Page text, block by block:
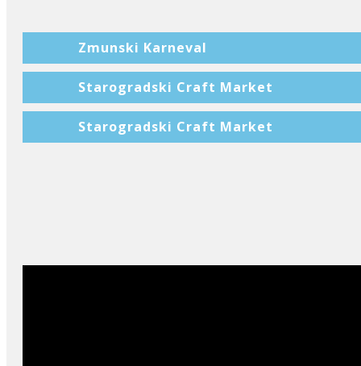
Zmunski Karneval
Starogradski Craft Market
Starogradski Craft Market